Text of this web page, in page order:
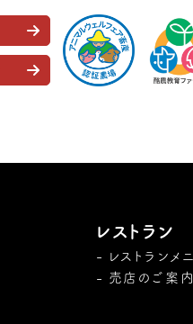
レストラン
レストランメ
売店のご案内